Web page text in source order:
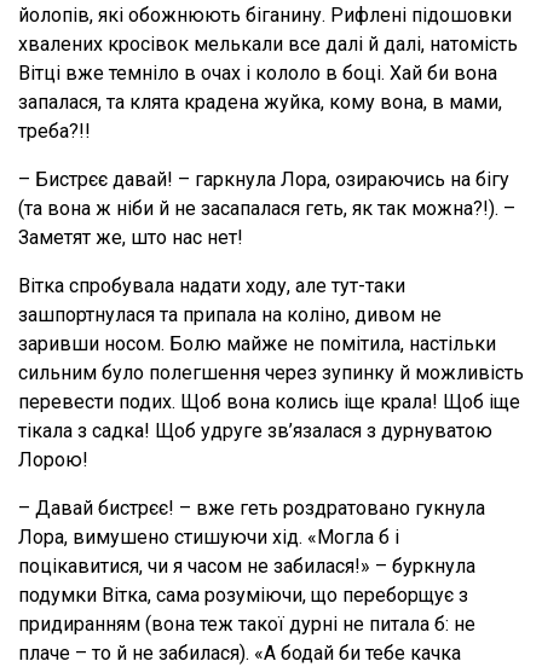
йолопів, які обожнюють біганину. Рифлені підошовки
хвалених кросівок мелькали все далі й далі, натомість
Вітці вже темніло в очах і кололо в боці. Хай би вона
запалася, та клята крадена жуйка, кому вона, в мами,
треба?!!
– Бистрєє давай! – гаркнула Лора, озираючись на бігу
(та вона ж ніби й не засапалася геть, як так можна?!). –
Заметят же, што нас нет!
Вітка спробувала надати ходу, але тут-таки
зашпортнулася та припала на коліно, дивом не
заривши носом. Болю майже не помітила, настільки
сильним було полегшення через зупинку й можливість
перевести подих. Щоб вона колись іще крала! Щоб іще
тікала з садка! Щоб удруге зв’язалася з дурнуватою
Лорою!
– Давай бистрєє! – вже геть роздратовано гукнула
Лора, вимушено стишуючи хід. «Могла б і
поцікавитися, чи я часом не забилася!» – буркнула
подумки Вітка, сама розуміючи, що переборщує з
придиранням (вона теж такої дурні не питала б: не
плаче – то й не забилася). «А бодай би тебе качка